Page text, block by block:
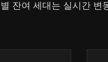
잔여 세대는 실시간 변